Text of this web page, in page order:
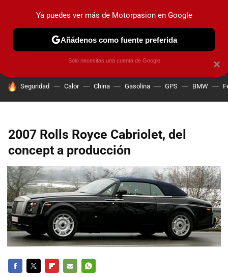
PRUEBAS COCHES ELÉCTRICOS OBSERVATORIO
HOY SE HABLA DE
Seguridad Calor China Gasolina GPS BMW
2007 Rolls Royce Cabriolet, del
concept a producción
×
Ya puedes ver más de Motorpasion en Google
Añádenos como fuente preferida
Solo necesitas una cuenta de Google